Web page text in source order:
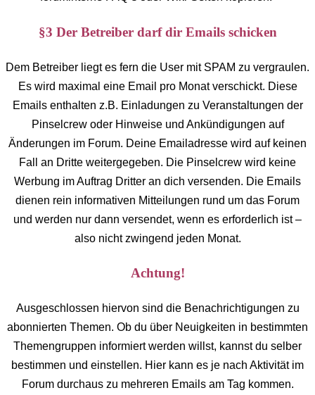
§3 Der Betreiber darf dir Emails schicken
Dem Betreiber liegt es fern die User mit SPAM zu vergraulen.
Es wird maximal eine Email pro Monat verschickt. Diese
Emails enthalten z.B. Einladungen zu Veranstaltungen der
Pinselcrew oder Hinweise und Ankündigungen auf
Änderungen im Forum. Deine Emailadresse wird auf keinen
Fall an Dritte weitergegeben. Die Pinselcrew wird keine
Werbung im Auftrag Dritter an dich versenden. Die Emails
dienen rein informativen Mitteilungen rund um das Forum
und werden nur dann versendet, wenn es erforderlich ist –
also nicht zwingend jeden Monat.
Achtung!
Ausgeschlossen hiervon sind die Benachrichtigungen zu
abonnierten Themen. Ob du über Neuigkeiten in bestimmten
Themengruppen informiert werden willst, kannst du selber
bestimmen und einstellen. Hier kann es je nach Aktivität im
Forum durchaus zu mehreren Emails am Tag kommen.